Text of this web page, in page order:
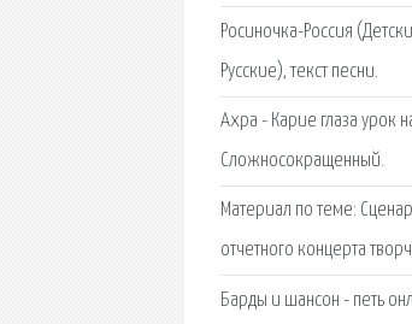
Росиночка-Россия
Русские), текст песни.
Ахра - Карие глаза урок
Сложносокращенный.
Материал по теме:
отчетного концерта
Барды и шансон - петь